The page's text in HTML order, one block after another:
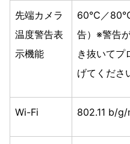
先端カメラ
温度警告表
示機能
60℃／
告）※警告
き抜いてプ
げてくださ
Wi-Fi 802.11 b/g/